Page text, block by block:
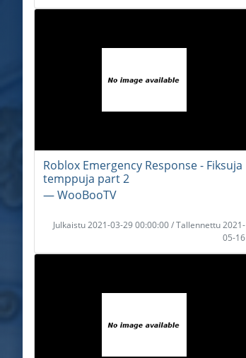
Roblox Emergency Response - Fiksuja
temppuja part 2
― WooBooTV
Julkaistu 2021-03-29 00:00:00 / Tallennettu 2021-
05-16